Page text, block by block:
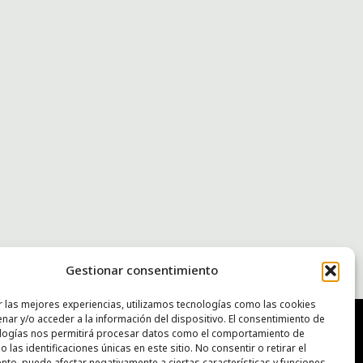
Gestionar consentimiento
las mejores experiencias, utilizamos tecnologías como las cookies
y/o acceder a la información del dispositivo. El consentimiento de
nos permitirá procesar datos como el comportamiento de
las identificaciones únicas en este sitio. No consentir o retirar el